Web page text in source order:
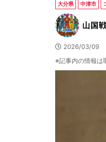
大分県 中津市
山国
2026/03/09
※記事内の情報は